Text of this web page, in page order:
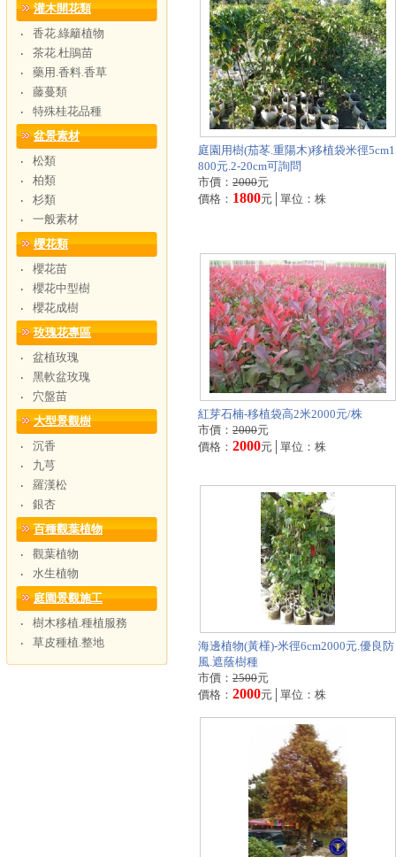
灌木開花類
‧
香花.綠籬植物
‧
茶花.杜鵑苗
‧
藥用.香料.香草
‧
藤蔓類
‧
特殊桂花品種
盆景素材
‧
松類
‧
柏類
‧
杉類
‧
一般素材
櫻花類
‧
櫻花苗
‧
櫻花中型樹
‧
櫻花成樹
玫瑰花專區
‧
盆植玫瑰
‧
黑軟盆玫瑰
‧
穴盤苗
大型景觀樹
‧
沉香
‧
九芎
‧
羅漢松
‧
銀杏
百種觀葉植物
‧
觀葉植物
‧
水生植物
庭園景觀施工
‧
樹木移植.種植服務
‧
草皮種植.整地
庭園用樹(茄苳.重陽木)移植袋米徑5cm1
800元.2-20cm可詢問
市價： 2000元
價格： 1800元│單位：株
紅芽石楠-移植袋高2米2000元/株
市價： 2000元
價格： 2000元│單位：株
海邊植物(黃槿)-米徑6cm2000元.優良防
風.遮蔭樹種
市價： 2500元
價格： 2000元│單位：株